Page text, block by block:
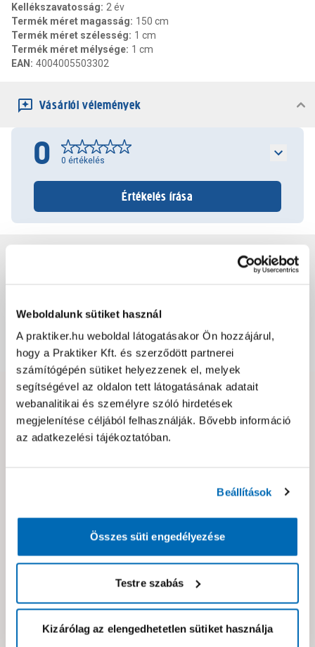
Weboldalunk sütiket használ
A praktiker.hu weboldal látogatásakor Ön hozzájárul,
hogy a Praktiker Kft. és szerződött partnerei
számítógépén sütiket helyezzenek el, melyek
segítségével az oldalon tett látogatásának adatait
webanalitikai és személyre szóló hirdetések
megjelenítése céljából felhasználják. Bővebb információ
az adatkezelési tájékoztatóban.
Beállítások
Összes süti engedélyezése
Testre szabás
Kizárólag az elengedhetetlen sütiket használja
Kellékszavatosság: 2 év
Termék méret magasság: 150 cm
Termék méret szélesség: 1 cm
Termék méret mélysége: 1 cm
EAN : 4004005503302
Vásárlói vélemények
0 0 értékelés
Értékelés írása
Dokumentumok, felelős személy
Hibát találtál az oldalon vagy a termék leírásában?
Kérjük jelezd nekünk!